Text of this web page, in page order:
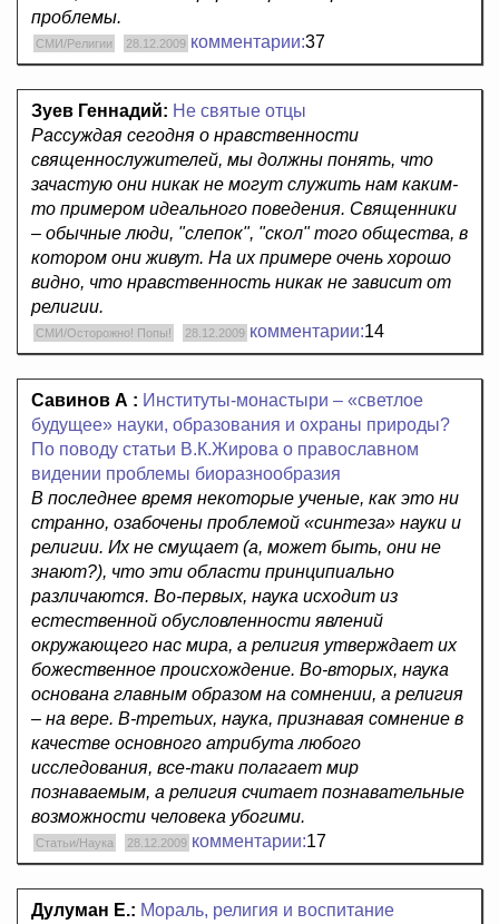
проблемы.
СМИ/Религии 28.12.2009 комментарии:37
Зуев Геннадий: Не святые отцы
Рассуждая сегодня о нравственности
священнослужителей, мы должны понять, что
зачастую они никак не могут служить нам каким-
то примером идеального поведения. Священники
– обычные люди, "слепок", "скол" того общества, в
котором они живут. На их примере очень хорошо
видно, что нравственность никак не зависит от
религии.
СМИ/Осторожно! Попы! 28.12.2009 комментарии:14
Савинов А : Институты-монастыри – «светлое
будущее» науки, образования и охраны природы?
По поводу статьи В.К.Жирова о православном
видении проблемы биоразнообразия
В последнее время некоторые ученые, как это ни
странно, озабочены проблемой «синтеза» науки и
религии. Их не смущает (а, может быть, они не
знают?), что эти области принципиально
различаются. Во-первых, наука исходит из
естественной обусловленности явлений
окружающего нас мира, а религия утверждает их
божественное происхождение. Во-вторых, наука
основана главным образом на сомнении, а религия
– на вере. В-третьих, наука, признавая сомнение в
качестве основного атрибута любого
исследования, все-таки полагает мир
познаваемым, а религия считает познавательные
возможности человека убогими.
Статьи/Наука 28.12.2009 комментарии:17
Дулуман Е.: Мораль, религия и воспитание